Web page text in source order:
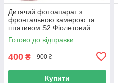
Дитячий фотоапарат з
фронтальною камерою та
штативом S2 Фіолетовий
44681
Готово до відправки
400 ₴ 900 ₴
Купити